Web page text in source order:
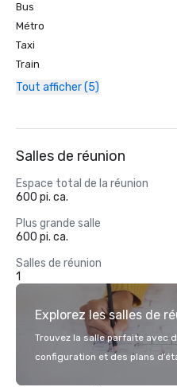
Bus
Métro
Taxi
Train
Tout afficher (5)
Salles de réunion
Espace total de la réunion
600 pi. ca.
Plus grande salle
600 pi. ca.
Salles de réunion
1
Explorez les salles de
Trouvez la salle parfaite avec
configuration et des plans